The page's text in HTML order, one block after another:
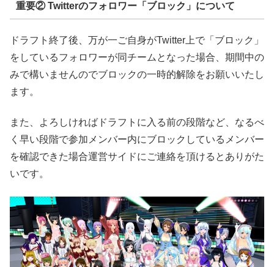
重要② Twitterのフォロワー「ブロック」について
ドラフト終了後、万が一ご自身がTwitter上で「ブロック」
をしているフォロワーが同チームとなった場合、期間中の
みで構いませんのでブロックの一時的解除をお願いいたし
ます。
また、よろしければドラフトに入る前の段階など、なるべ
く早い段階で参加メンバー内にブロックしているメンバー
を確認できた場合運営サイドにご連絡を頂けるとありがた
いです。